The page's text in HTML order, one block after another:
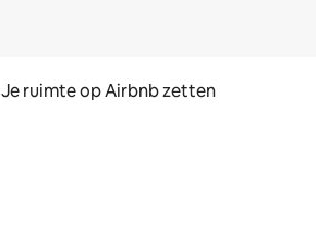
Je ruimte op Airbnb zetten